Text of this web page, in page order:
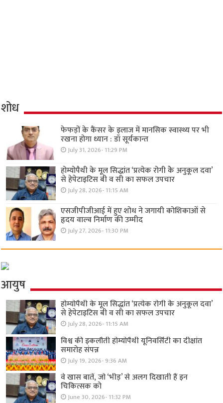
शोध
फेफड़ों के कैंसर के इलाज में मानसिक स्वास्थ्य पर भी
रखना होगा ध्यान : डॉ सूर्यकान्त
July 31, 2026- 11:29 PM
होम्योपैथी के मूल सिद्धांत ‘प्रत्येक रोगी केे अनुकूल दवा’
से हेपेटाइटिस बी व सी का सफल उपचार
July 28, 2026- 11:15 AM
एसजीपीजीआई में हुए शोध ने जगायी कोशिकाओं से
हृदय वाल्व निर्माण की उम्मीद
July 27, 2026- 11:30 PM
आयुष
होम्योपैथी के मूल सिद्धांत ‘प्रत्येक रोगी केे अनुकूल दवा’
से हेपेटाइटिस बी व सी का सफल उपचार
July 28, 2026- 11:15 AM
विश्व की इकलौती होम्योपैथी यूनिवर्सिटी का दीक्षांत
समारोह संपन्न
July 19, 2026- 9:36 AM
वे खास बातें, जो ‘भीड़’ से अलग दिखाती हैं इन
चिकित्सक को
June 30, 2026- 11:32 PM